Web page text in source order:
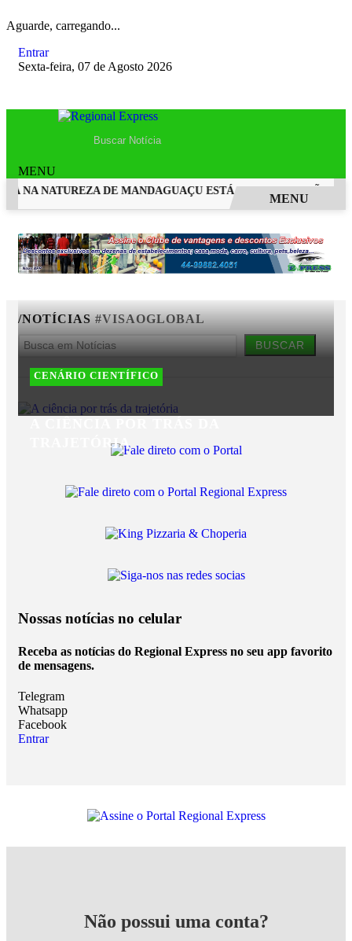
Aguarde, carregando...
Entrar
Sexta-feira, 07 de Agosto 2026
MENU
NA NATUREZA DE MANDAGUAÇU ESTÁ COM INSCRIÇÕES
MENU
/NOTÍCIAS #VISAOGLOBAL
BUSCAR
CENÁRIO CIENTÍFICO
TRAJETÓRIA
Nossas notícias no celular
Receba as notícias do Regional Express no seu app favorito
de mensagens.
Telegram
Whatsapp
Facebook
Entrar
Não possui uma conta?